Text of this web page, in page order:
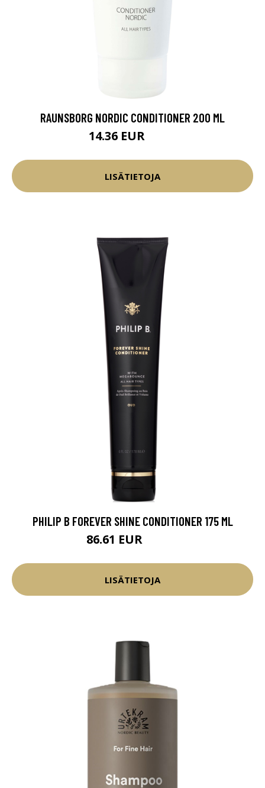
RAUNSBORG NORDIC CONDITIONER 200 ML
14.36 EUR
LISÄTIETOJA
PHILIP B FOREVER SHINE CONDITIONER 175 ML
86.61 EUR
LISÄTIETOJA